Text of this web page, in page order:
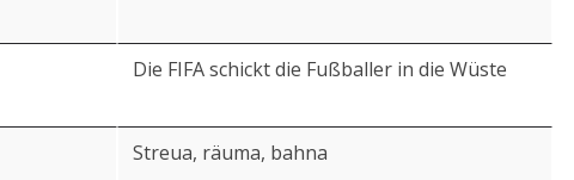
Die FIFA schickt die Fußballer in die Wüste
Streua, räuma, bahna